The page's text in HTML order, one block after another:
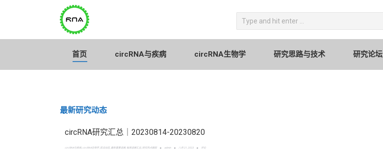
Search:
首页 circRNA与疾病 circRNA生物学 研究思路与技术 研究论坛
最新研究动态
circRNA研究汇总｜20230814-20230820
circRNA与疾病 circRNA生物学 前沿动态 最新重要进展 每周进展汇总 研究热点跟踪 admin 八月 21, 2023 评论
circRNA生物学 研究思路与技术